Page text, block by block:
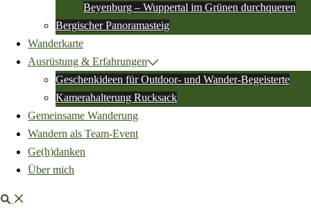
Beyenburg – Wuppertal im Grünen durchqueren
Bergischer Panoramasteig
Wanderkarte
Ausrüstung & Erfahrungen
Geschenkideen für Outdoor- und Wander-Begeisterte
Kamerahalterung Rucksack
Gemeinsame Wanderung
Wandern als Team-Event
Ge(h)danken
Über mich
Suche